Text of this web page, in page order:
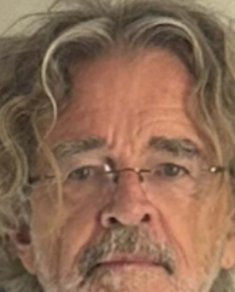
m
a
l
a
p
c
s
o
l